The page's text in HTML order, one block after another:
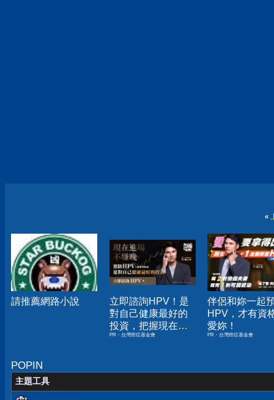
«
請推薦網路小說
立即諮詢HPV！是
對自己健康最好的
投資，把握現在不
嫌晚！
PR・台灣癌症基金會
伴侶和妳一起
HPV，才有資
愛妳！
PR・台灣癌症基金會
POPIN
主題工具